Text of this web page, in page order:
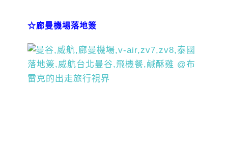
☆廊曼機場落地簽